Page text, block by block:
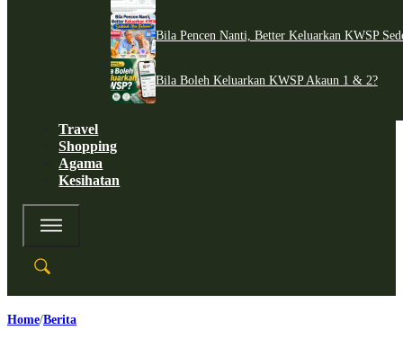
Bila Pencen Nanti, Better Keluarkan KWSP
Bila Boleh Keluarkan KWSP Akaun 1 & 2?
Travel
Shopping
Agama
Kesihatan
Home Berita